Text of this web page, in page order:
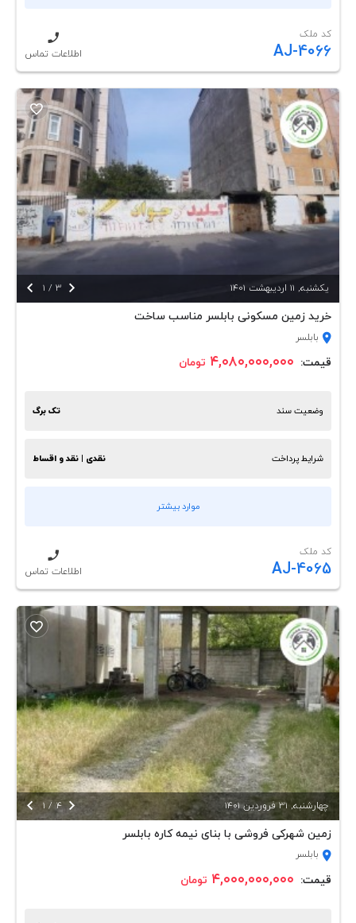
کد ملک
AJ-4066 اطلاعات تماس
  يكشنبه, 11 ارديبهشت 1401 3
/
1
خرید زمین مسکونی بابلسر مناسب ساخت
بابلسر
قیمت: ۴,۰۸۰,۰۰۰,۰۰۰ تومان
تک برگ وضعیت سند
نقدی | نقد و اقساط شرایط پرداخت
موارد بیشتر
کد ملک
AJ-4065 اطلاعات تماس
  چهارشنبه, 31 فروردين 1401 4
/
1
زمین شهرکی فروشی با بنای نیمه کاره بابلسر
بابلسر
قیمت: ۴,۰۰۰,۰۰۰,۰۰۰ تومان